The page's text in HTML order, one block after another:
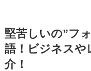
堅苦しいの”フ
語！ビジネスや
介！